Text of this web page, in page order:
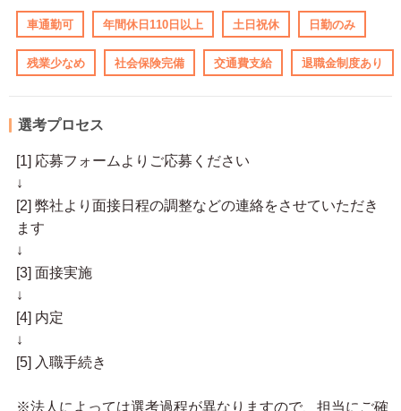
車通勤可 年間休日110日以上 土日祝休 日勤のみ
残業少なめ 社会保険完備 交通費支給 退職金制度あり
選考プロセス
[1] 応募フォームよりご応募ください
↓
[2] 弊社より面接日程の調整などの連絡をさせていただき
ます
↓
[3] 面接実施
↓
[4] 内定
↓
[5] 入職手続き
※法人によっては選考過程が異なりますので、担当にご確